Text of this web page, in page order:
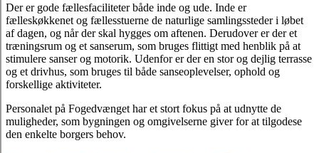
Der er gode fællesfaciliteter både inde og ude. Inde er
fælleskøkkenet og fællesstuerne de naturlige samlingssteder i løbet
af dagen, og når der skal hygges om aftenen. Derudover er der et
træningsrum og et sanserum, som bruges flittigt med henblik på at
stimulere sanser og motorik. Udenfor er der en stor og dejlig terrasse
og et drivhus, som bruges til både sanseoplevelser, ophold og
forskellige aktiviteter.
Personalet på Fogedvænget har et stort fokus på at udnytte de
muligheder, som bygningen og omgivelserne giver for at tilgodese
den enkelte borgers behov.